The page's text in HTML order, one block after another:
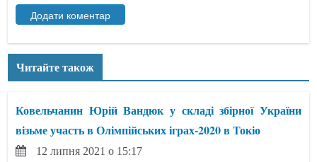
Читайте також
Ковельчанин Юрій Вандюк у складі збірної України
візьме участь в Олімпійських іграх-2020 в Токіо
12 липня 2021 о 15:17